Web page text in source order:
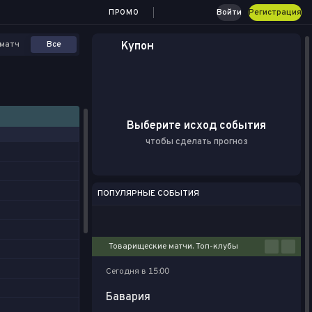
ПРОМО Войти Регистрация
Все Купон
Выберите исход события
чтобы сделать прогноз
ПОПУЛЯРНЫЕ СОБЫТИЯ
Товарищеские матчи. Топ-клубы
Сегодня в 15:00
Бавария